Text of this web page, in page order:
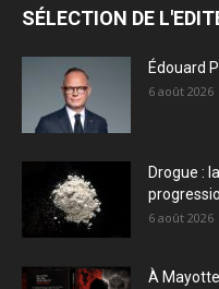
SÉLECTION DE
Édouard
6 août 2026
Drogue :
6 août 2026
À